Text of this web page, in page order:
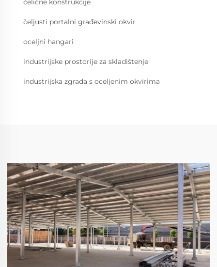
čelične konstrukcije
čeljusti portalni građevinski okvir
oceljni hangari
industrijske prostorije za skladištenje
industrijska zgrada s oceljenim okvirima